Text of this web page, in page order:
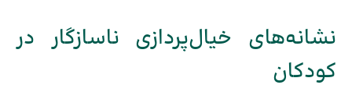
نشانه‌های خیال‌پردازی ناسازگار در
کودکان